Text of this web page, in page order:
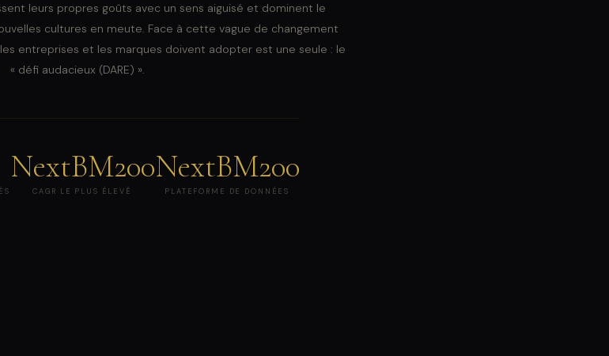
leurs propres goûts avec un sens aiguisé et dominent le
cultures en meute. Face à cette vague de changement
entreprises et les marques doivent adopter est une seule : le
« défi audacieux (DARE) ».
NextBM200
CAGR LE PLUS ÉLEVÉ
NextBM200
PLATEFORME DE DONNÉES